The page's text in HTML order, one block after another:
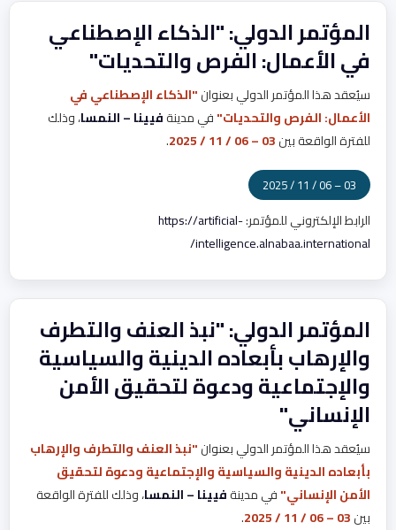
المؤتمر الدولي: "الذكاء الإصطناعي
في الأعمال: الفرص والتحديات"
سيُعقد هذا المؤتمر الدولي بعنوان"الذكاء الإصطناعي في
الأعمال: الفرص والتحديات"في مدينةفيينا – النمسا، وذلك
للفترة الواقعة بين03 – 06 / 11 / 2025
.
03 – 06 / 11 / 2025
الرابط الإلكتروني للمؤتمر:https://artificial-
intelligence.alnabaa.international/
المؤتمر الدولي: "نبذ العنف والتطرف
والإرهاب بأبعاده الدينية والسياسية
والإجتماعية ودعوة لتحقيق الأمن
الإنساني"
سيُعقد هذا المؤتمر الدولي بعنوان"نبذ العنف والتطرف والإرهاب
بأبعاده الدينية والسياسية والإجتماعية ودعوة لتحقيق
الأمن الإنساني"في مدينةفيينا – النمسا، وذلك للفترة الواقعة
بين03 – 06 / 11 / 2025
.